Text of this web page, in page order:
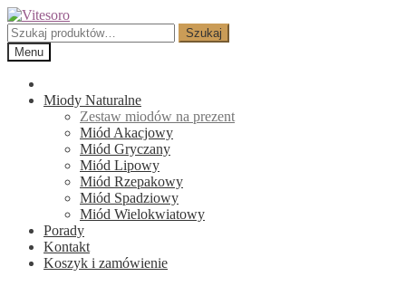
Przejdź
do
nawigacji
Przejdź
do
treści
Szukaj:
Szukaj
Menu
Miody Naturalne
Zestaw miodów na prezent
Miód Akacjowy
Miód Gryczany
Miód Lipowy
Miód Rzepakowy
Miód Spadziowy
Miód Wielokwiatowy
Porady
Kontakt
Koszyk i zamówienie